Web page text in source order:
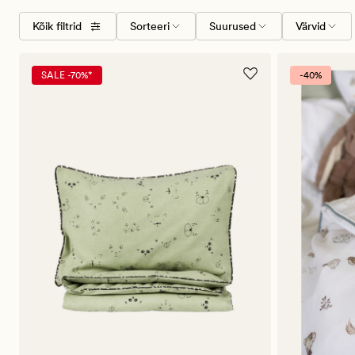
Kõik filtrid
Valige
sorteerimise
Sorteeri Suurused
Suurused Värvid
Värvid
SALE -70%* -40%